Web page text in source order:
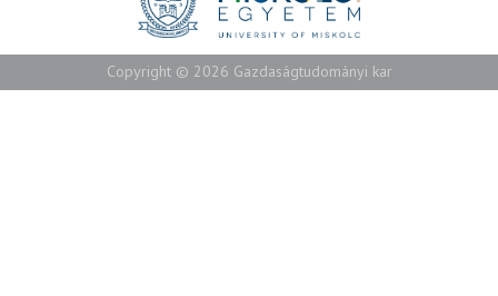
Copyright © 2026 Gazdaságtudományi kar